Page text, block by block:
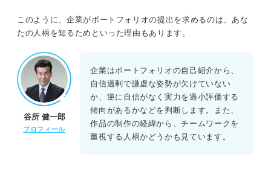
このように、企業がポートフォリオの提出を求めるのは、あな
たの人柄を知るためといった理由もあります。
谷所 健一郎
プロフィール
企業はポートフォリオの自己紹介から、
自信過剰で謙虚な姿勢が欠けていない
か、逆に自信がなく実力を過小評価する
傾向があるかなどを判断します。また、
作品の制作の経緯から、チームワークを
重視する人柄かどうかも見ています。